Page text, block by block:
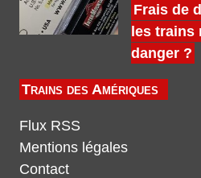
Frais de
les trains
danger ?
Trains des Amériques
Flux RSS
Mentions légales
Contact